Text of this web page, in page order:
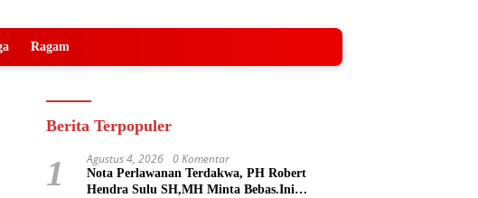
Ragam
Berita Terpopuler
1 Agustus 4, 2026 0 Komentar
Nota Perlawanan Terdakwa, PH Robert
Hendra Sulu SH,MH Minta Bebas.Ini